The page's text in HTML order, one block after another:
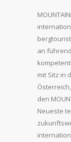
an
mit Sitz in
den
Neueste